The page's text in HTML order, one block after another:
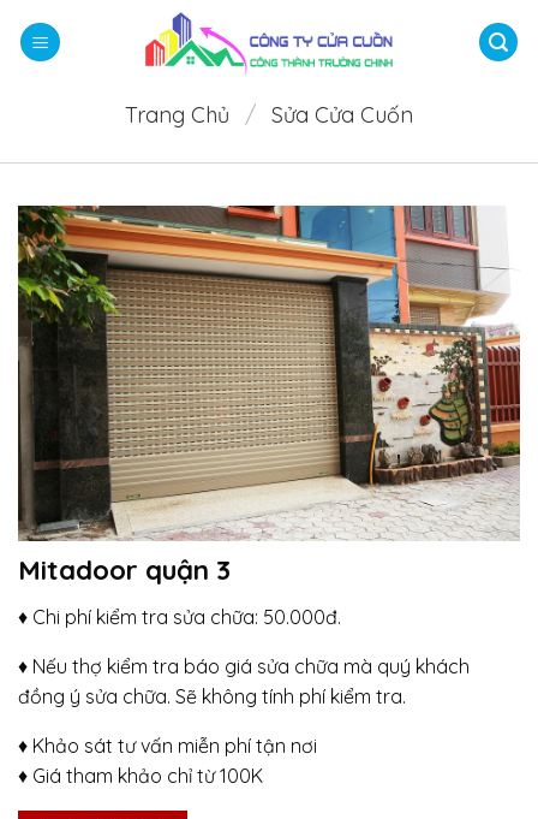
qua
Trang Chủ / Sửa Cửa Cuốn
Mitadoor quận 3
♦ Chi phí kiểm tra sửa chữa: 50.000đ.
♦ Nếu thợ kiểm tra báo giá sửa chữa mà quý khách
đồng ý sửa chữa. Sẽ không tính phí kiểm tra.
♦ Khảo sát tư vấn miễn phí tận nơi
♦ Giá tham khảo chỉ từ 100K